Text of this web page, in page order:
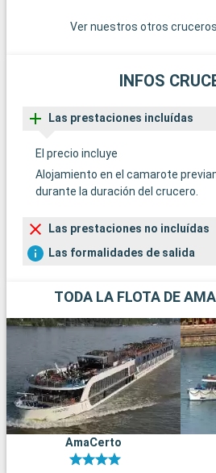
Ver nuestros otros
INFOS
Las prestaciones incluídas
El precio incluye
Alojamiento en el camarote
durante la duración del crucero.
Las prestaciones no incluídas
Las formalidades de salida
TODA LA FLOTA DE
AmaCerto